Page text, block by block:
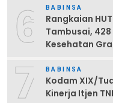
6 BABINSA
Rangkaian
Tambusai,
Kesehatan
7 BABINSA
Kodam XIX/
Kinerja Itjen